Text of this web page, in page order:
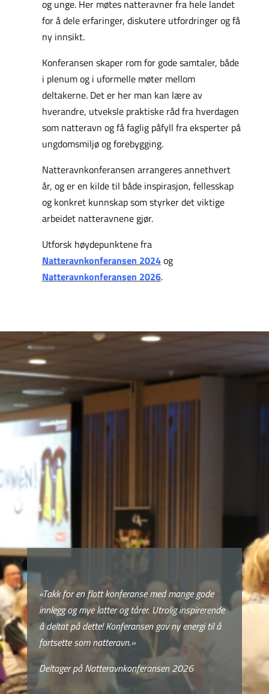
og unge. Her møtes natteravner fra hele landet
for å dele erfaringer, diskutere utfordringer og få
ny innsikt.
Konferansen skaper rom for gode samtaler, både
i plenum og i uformelle møter mellom
deltakerne. Det er her man kan lære av
hverandre, utveksle praktiske råd fra hverdagen
som natteravn og få faglig påfyll fra eksperter på
ungdomsmiljø og forebygging.
Natteravnkonferansen arrangeres annethvert
år, og er en kilde til både inspirasjon, fellesskap
og konkret kunnskap som styrker det viktige
arbeidet natteravnene gjør.
Utforsk høydepunktene fra
Natteravnkonferansen 2024og
Natteravnkonferansen 2026.
«Takk for en flott konferanse med mange gode
innlegg og mye latter og tårer. Utrolig inspirerende
å deltat på dette! Konferansen gav ny energi til å
fortsette som natteravn.»
Deltager på Natteravnkonferansen 2026